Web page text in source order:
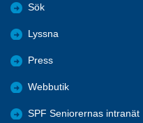
Sök
Lyssna
Press
Webbutik
SPF Seniorernas intranät